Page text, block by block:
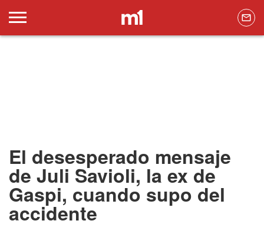
El desesperado mensaje
de Juli Savioli, la ex de
Gaspi, cuando supo del
accidente